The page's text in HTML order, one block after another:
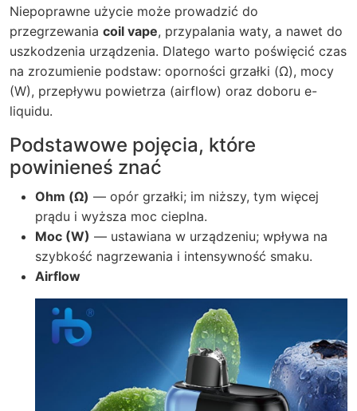
Niepoprawne użycie może prowadzić do
przegrzewania coil vape, przypalania waty, a nawet do
uszkodzenia urządzenia. Dlatego warto poświęcić czas
na zrozumienie podstaw: oporności grzałki (Ω), mocy
(W), przepływu powietrza (airflow) oraz doboru e-
liquidu.
Podstawowe pojęcia, które
powinieneś znać
Ohm (Ω) — opór grzałki; im niższy, tym więcej
prądu i wyższa moc cieplna.
Moc (W) — ustawiana w urządzeniu; wpływa na
szybkość nagrzewania i intensywność smaku.
Airflow